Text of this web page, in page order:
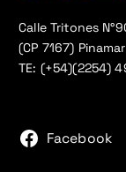
Calle Tritones
(CP 7167)
TE: (+54)(2254)
Facebook